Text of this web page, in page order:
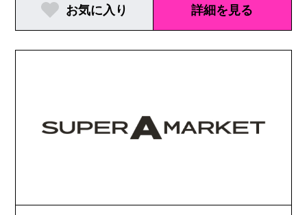
お気に入り 詳細を見る